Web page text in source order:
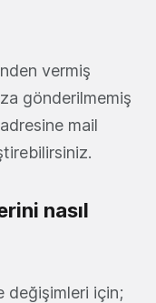
vermiş
gönderilmemiş
mail
nasıl
değişimleri için;